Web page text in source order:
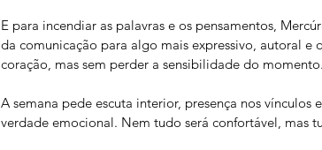
E para incendiar as palavras e os pensamentos,
da comunicação para algo mais expressivo, autoral e
coração, mas sem perder a sensibilidade do momento.
A semana pede escuta interior, presença nos
verdade emocional. Nem tudo será confortável, mas